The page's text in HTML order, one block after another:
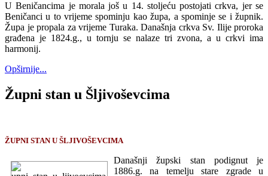
U Beničancima je morala još u 14. stoljeću postojati crkva, jer se
Beničanci u to vrijeme spominju kao župa, a spominje se i župnik.
Župa je propala za vrijeme Turaka. Današnja crkva Sv. Ilije proroka
građena je 1824.g., u tornju se nalaze tri zvona, a u crkvi ima
harmonij.
Opširnije...
Župni stan u Šljivoševcima
ŽUPNI STAN U ŠLJIVOŠEVCIMA
Današnji župski stan podignut je
1886.g. na temelju stare zgrade u